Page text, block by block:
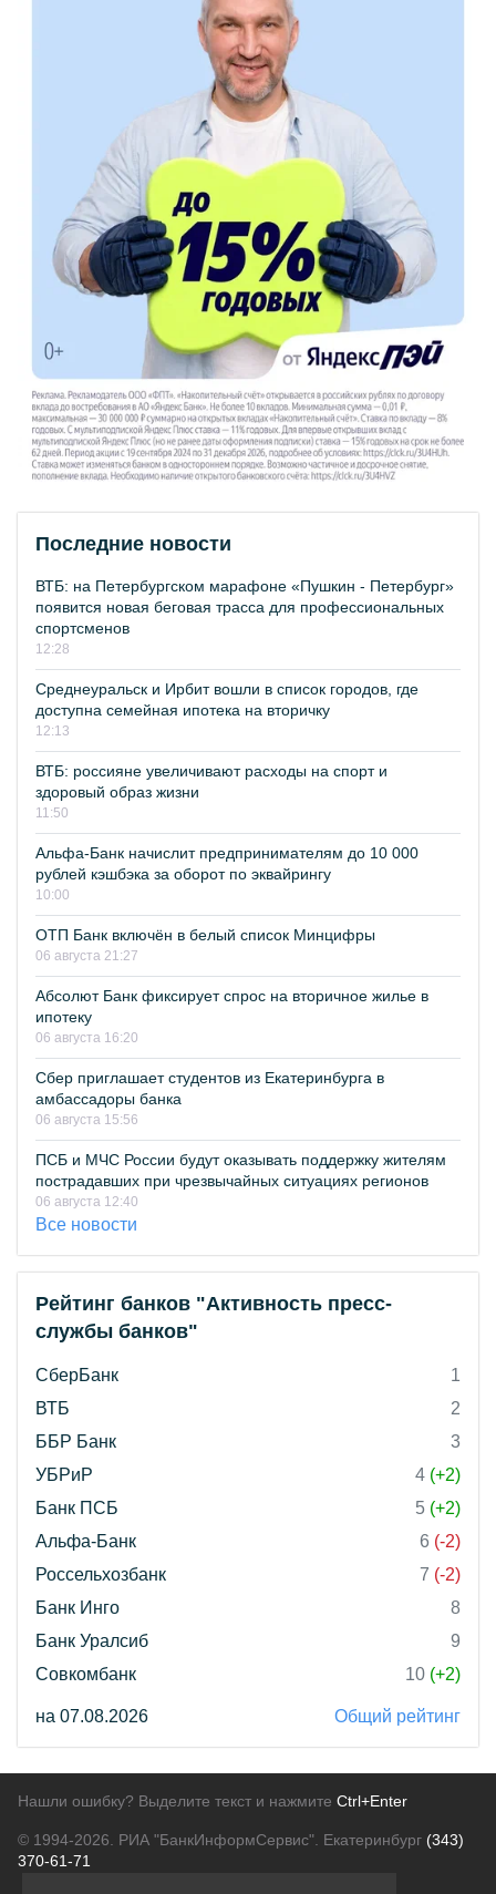
Последние новости
ВТБ: на Петербургском марафоне «Пушкин - Петербург»
появится новая беговая трасса для профессиональных
спортсменов
12:28
Среднеуральск и Ирбит вошли в список городов, где
доступна семейная ипотека на вторичку
12:13
ВТБ: россияне увеличивают расходы на спорт и
здоровый образ жизни
11:50
Альфа-Банк начислит предпринимателям до 10 000
рублей кэшбэка за оборот по эквайрингу
10:00
ОТП Банк включён в белый список Минцифры
06 августа 21:27
Абсолют Банк фиксирует спрос на вторичное жилье в
ипотеку
06 августа 16:20
Сбер приглашает студентов из Екатеринбурга в
амбассадоры банка
06 августа 15:56
ПСБ и МЧС России будут оказывать поддержку жителям
пострадавших при чрезвычайных ситуациях регионов
06 августа 12:40
Все новости
Рейтинг банков "Активность пресс-
службы банков"
СберБанк
1
ВТБ
2
ББР Банк
3
УБРиР
4 (+2)
Банк ПСБ
5 (+2)
Альфа-Банк
6 (-2)
Россельхозбанк
7 (-2)
Банк Инго
8
Банк Уралсиб
9
Совкомбанк
10 (+2)
на 07.08.2026 Общий рейтинг
Нашли ошибку? Выделите текст и нажмите Ctrl+Enter
© 1994-2026. РИА "БанкИнформСервис". Екатеринбург (343)
370-61-71